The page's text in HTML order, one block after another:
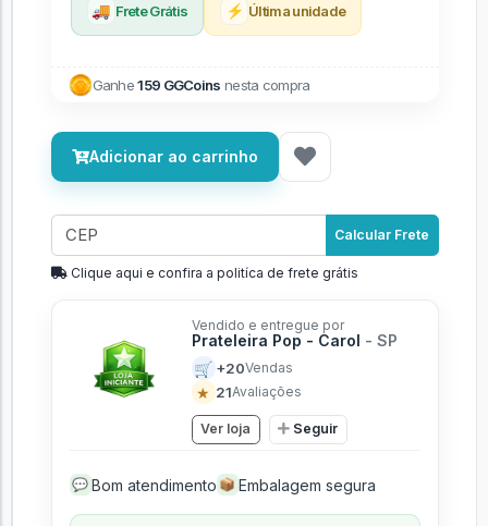
🚚 Frete Grátis ⚡ Última unidade
Ganhe159 GGCoins nesta compra
Adicionar ao carrinho
Calcular Frete
Clique aqui e confira a politíca de frete grátis
Vendido e entregue por
Prateleira Pop - Carol - SP
🛒 +20Vendas
★ 21Avaliações
Ver loja Seguir
💬 Bom atendimento 📦 Embalagem segura